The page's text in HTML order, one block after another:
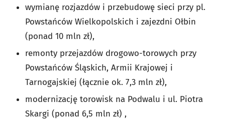
wymianę rozjazdów i przebudowę sieci przy pl.
Powstańców Wielkopolskich i zajezdni Ołbin
(ponad 10 mln zł),
remonty przejazdów drogowo-torowych przy
Powstańców Śląskich, Armii Krajowej i
Tarnogajskiej (łącznie ok. 7,3 mln zł),
modernizację torowisk na Podwalu i ul. Piotra
Skargi (ponad 6,5 mln zł) ,